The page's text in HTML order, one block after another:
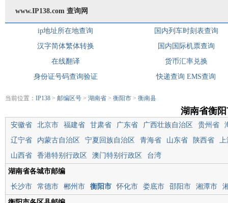
www.IP138.com 查询网
ip地址所在地查询
国内列车时刻表查询
汉字简体繁体转换
国内国际机票查询
在线翻译
货币汇率兑换
身份证号码查询验证
快递查询 EMS查询
当前位置： IP138 > 邮编区号 > 湖南省 > 衡阳市 > 衡南县
湖南省衡
安徽省 北京市 福建省 甘肃省 广东省 广西壮族自治区 贵州省
辽宁省
内蒙古自治区 宁夏回族自治区 青海省 山东省 陕西省
上
山西省
香港特别行政区 澳门特别行政区 台湾
湖南省各城市邮编
长沙市
常德市 郴州市 衡阳市 怀化市 娄底市 邵阳市 湘潭市